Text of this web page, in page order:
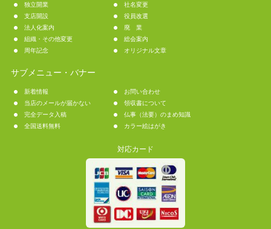
独立開業
社名変更
支店開設
役員改選
法人化案内
廃 業
組織・その他変更
総会案内
周年記念
オリジナル文章
サブメニュー・バナー
新着情報
お問い合わせ
当店のメールが届かない
領収書について
完全データ入稿
仏事（法要）のまめ知識
全国送料無料
カラー絵はがき
対応カード